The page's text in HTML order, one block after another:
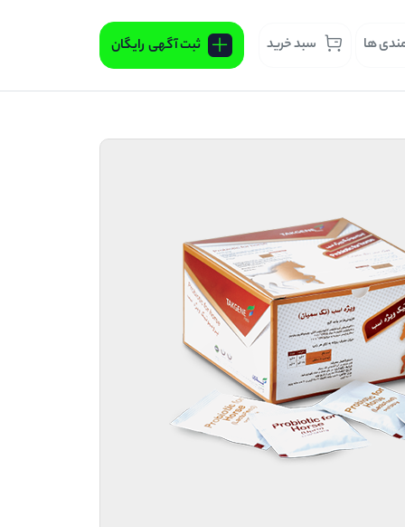
ها سبد خرید ثبت آگهی رایگان